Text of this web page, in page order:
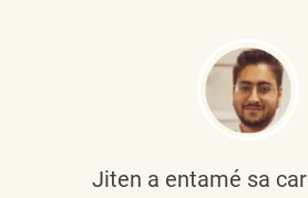
Jiten a entamé sa